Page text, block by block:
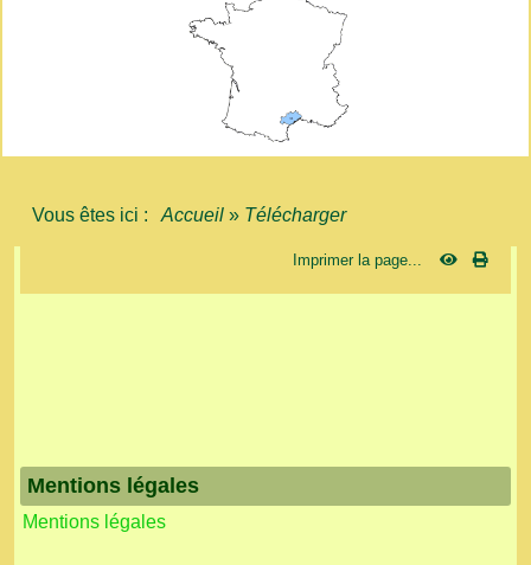
Vous êtes ici : Accueil » Télécharger
Imprimer la page...
Mentions légales
Mentions légales